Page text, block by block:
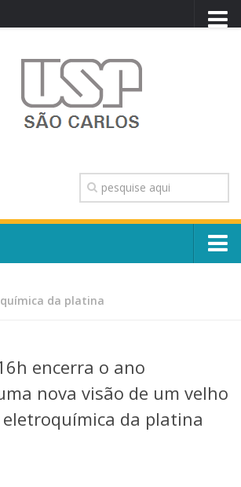
TRANSPARÊNCIA
OUVIDORIA
CONTATO
e Órgãosda platina
encerra o ano
nova visão de um velho
da platina